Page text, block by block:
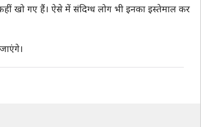
खो गए हैं। ऐसे में संदिग्ध लोग भी इनका इस्तेमाल कर